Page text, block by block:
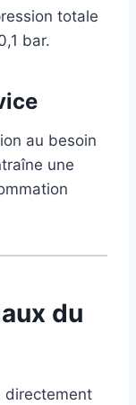
totale
bar.
au besoin
une
du
directement